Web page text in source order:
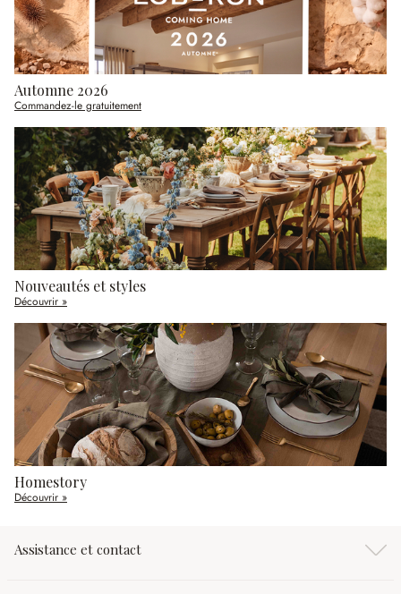
Automne 2026
Commandez-le gratuitement
Nouveautés et styles
Découvrir »
Homestory
Découvrir »
Assistance et contact